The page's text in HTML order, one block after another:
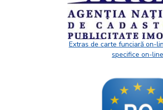
Extras de carte funciară on-
specifice on-line